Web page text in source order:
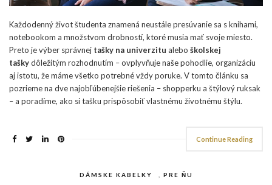
Každodenný život študenta znamená neustále presúvanie sa s knihami,
notebookom a množstvom drobností, ktoré musia mať svoje miesto.
Preto je výber správnej tašky na univerzitu alebo školskej
taškydôležitým rozhodnutím – ovplyvňuje naše pohodlie, organizáciu
aj istotu, že máme všetko potrebné vždy poruke. V tomto článku sa
pozrieme na dve najobľúbenejšie riešenia – shopperku a štýlový ruksak
– a poradíme, ako si tašku prispôsobiť vlastnému životnému štýlu.
Continue Reading
DÁMSKE KABELKY PRE ŇU